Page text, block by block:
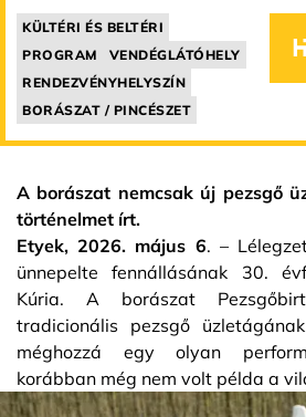
KÜLTÉRI ÉS BELTÉRI
PROGRAM
VENDÉGLÁTÓHELY
RENDEZVÉNYHELYSZÍN
BORÁSZAT / PINCÉSZET
A borászat nemcsak új pezsgő
történelmet írt.
Etyek, 2026. május 6. –
ünnepelte fennállásának 30.
Kúria. A borászat
tradicionális pezsgő
méghozzá egy olyan
korábban még nem volt példa a